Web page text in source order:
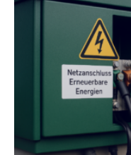
Entwicklung,
Konzepten zur
sektorübergreifend
Projekt startete am
von drei Jahren und
Millionen Euro,
Ministerium für